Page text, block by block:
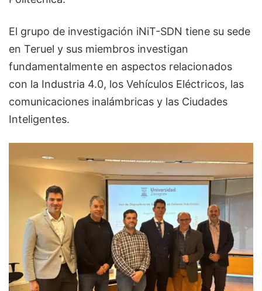
El grupo de investigación iNiT-SDN tiene su sede
en Teruel y sus miembros investigan
fundamentalmente en aspectos relacionados
con la Industria 4.0, los Vehículos Eléctricos, las
comunicaciones inalámbricas y las Ciudades
Inteligentes.